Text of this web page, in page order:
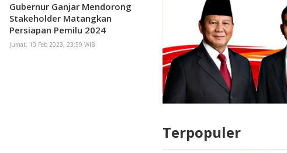
Gubernur Ganjar Mendorong
Stakeholder Matangkan
Persiapan Pemilu 2024
Jumat, 10 Feb 2023, 23:59 WIB
Terpopuler